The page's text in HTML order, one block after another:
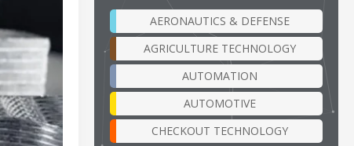
AERONAUTICS & DEFENSE
AGRICULTURE TECHNOLOGY
AUTOMATION
AUTOMOTIVE
CHECKOUT TECHNOLOGY